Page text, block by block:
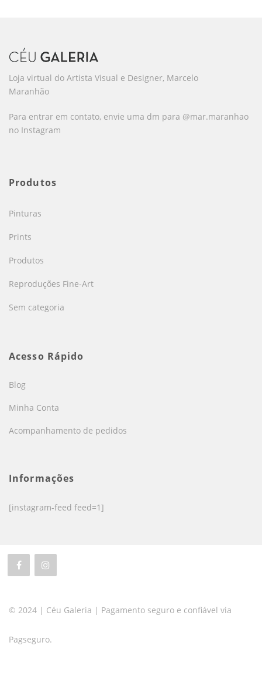
Loja virtual do Artista Visual e Designer, Marcelo
Maranhão
Para entrar em contato, envie uma dm para @mar.maranhao
no Instagram
Produtos
Pinturas
Prints
Produtos
Reproduções Fine-Art
Sem categoria
Acesso Rápido
Blog
Minha Conta
Acompanhamento de pedidos
Informações
[instagram-feed feed=1]
© 2024 | Céu Galeria | Pagamento seguro e confiável via
Pagseguro.